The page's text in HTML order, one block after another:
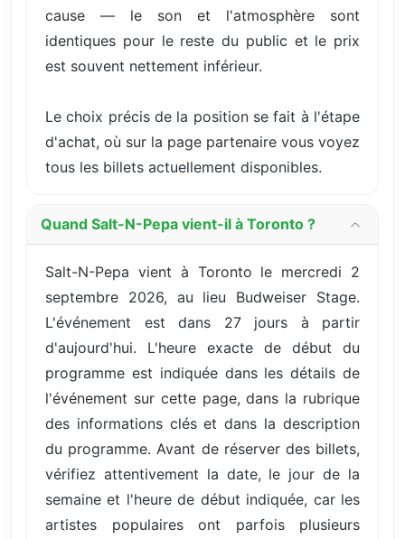
cause — le son et l'atmosphère sont
identiques pour le reste du public et le prix
est souvent nettement inférieur.
Le choix précis de la position se fait à l'étape
d'achat, où sur la page partenaire vous voyez
tous les billets actuellement disponibles.
Quand Salt-N-Pepa vient-il à Toronto ?
Salt-N-Pepa vient à Toronto le mercredi 2
septembre 2026, au lieu Budweiser Stage.
L'événement est dans 27 jours à partir
d'aujourd'hui. L'heure exacte de début du
programme est indiquée dans les détails de
l'événement sur cette page, dans la rubrique
des informations clés et dans la description
du programme. Avant de réserver des billets,
vérifiez attentivement la date, le jour de la
semaine et l'heure de début indiquée, car les
artistes populaires ont parfois plusieurs